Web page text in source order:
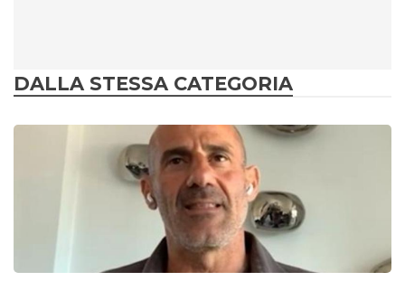
DALLA STESSA CATEGORIA